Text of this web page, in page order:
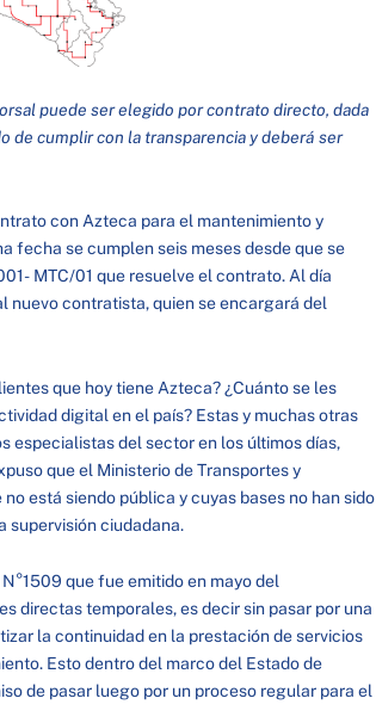
puede ser elegido por contrato directo, dada
de cumplir con la transparencia y deberá ser
con Azteca para el mantenimiento y
fecha se cumplen seis meses desde que se
MTC/01 que resuelve el contrato. Al día
nuevo contratista, quien se encargará del
que hoy tiene Azteca? ¿Cuánto se les
digital en el país? Estas y muchas otras
especialistas del sector en los últimos días,
que el Ministerio de Transportes y
está siendo pública y cuyas bases no han sido
supervisión ciudadana.
que fue emitido en mayo del
directas temporales, es decir sin pasar por una
la continuidad en la prestación de servicios
Esto dentro del marco del Estado de
de pasar luego por un proceso regular para el